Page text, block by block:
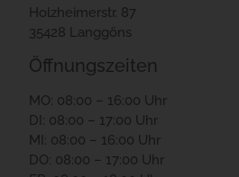
Holzheimerstr. 87
35428 Langgöns
Öffnungszeiten
MO: 08:00 – 16:00 Uhr
DI: 08:00 – 17:00 Uhr
MI: 08:00 – 16:00 Uhr
DO: 08:00 – 17:00 Uhr